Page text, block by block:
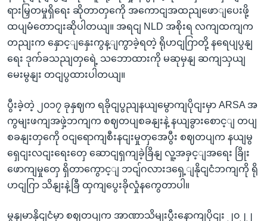
ရားမြှတမှုရှိရေး ဆိုတာတှကေို အကောငျအထညျဖောျပေးဖို့
ထပျမံတောငျးဆိုပါတယျ။ အရငျ NLD အစိုးရ လကျထကျက
တညျးက နှောင့ျနှေးကွန့ျကွာခဲ့ရတဲ့ ရိုဟငျဂြာတို့ နရေပျပွနျ
ရေး ဒုက်ခသညျတှရေဲ့ သဘောထားကို မဆုမှနျ ဆကျသှယျ
မေးမွနျး တငျပွထားပါတယျ။
ပွီးခဲ့တဲ့ ၂၀၁၇ ခုနှဈက ရခိုငျပွညျနယျမွောကျပိုငျးမှာ ARSA အ
ကွမျးဖကျအဖှဲ့ဘကျက စဈတပျစခနျးနဲ့ နယျခွားစောင့ျ တပျ
စခနျးတှကေို ဝငျရောကျစီးနငျးမှုတှအေပွီး စဈတပျက နယျမွ
ရှေငျးလငျးရေးတှေ ဆောငျရှကျခဲ့ခြိနျ လူ့အခှင့ျအရေး ခြိုး
ဖောကျမှုတှေ ရှိတာကွောင့ျ ဘငျ်ဂလားဒရှေ့ျနိုငျငံဘကျကို ရို
ဟငျဂြာ သိနျးနဲ့ခြီ ထှကျပွေးခိုလှုံနကွေတာပါ။
မွနျမာနိုငျငံမှာ စဈတပျက အာဏာသိမျးပွီးနောကျပိုငျး ၂၀၂၂